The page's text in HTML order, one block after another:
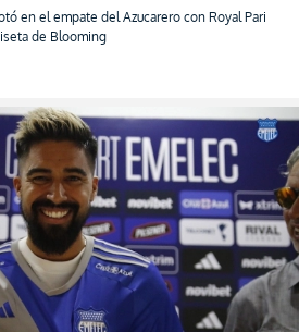
en el empate del Azucarero con Royal Pari
de Blooming